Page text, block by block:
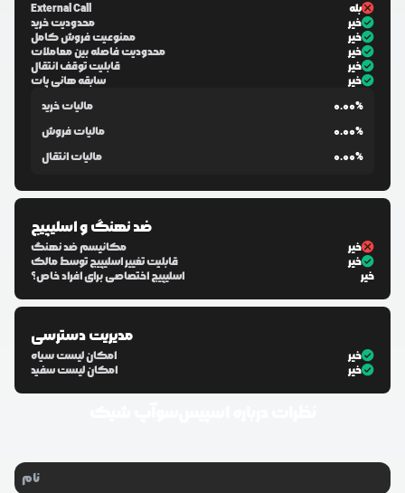
External Call
بله
محدودیت خرید
خیر
ممنوعیت فروش کامل
خیر
محدودیت فاصله بین معاملات
خیر
قابلیت توقف انتقال
خیر
سابقه هانی پات
خیر
مالیات خرید
0.00%
مالیات فروش
0.00%
مالیات انتقال
0.00%
ضد نهنگ و اسلیپیج
مکانیسم ضد نهنگ
خیر
قابلیت تغییر اسلیپیج توسط مالک
خیر
اسلیپیج اختصاصی برای افراد خاص؟
خیر
مدیریت دسترسی
امکان لیست سیاه
خیر
امکان لیست سفید
خیر